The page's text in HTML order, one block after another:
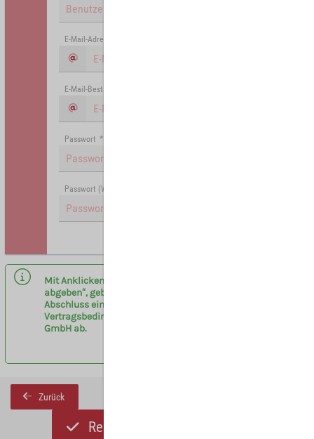
E-Mail-Adresse
E-Mail-Bestätigung
Passwort *
Passwort (Wiederholung)
Mit Anklicken des Buttons „Registrieren und Angebot
abgeben“, geben sie eine verbindliche Anfrage zum
Abschluss eines Vermittlervertrages entsprechend der
Vertragsbedingungen am Flughafen Leipzig/Halle
GmbH ab.
Zurück
Registrieren und Angebot abgeben